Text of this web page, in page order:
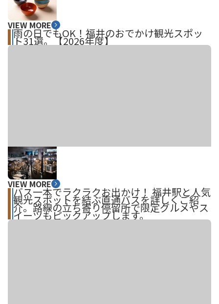
VIEW MORE
雨の日でもOK！福井のおでかけ観光スポッ
ト31選。【2026年度】
VIEW MORE
バス一本でラクラクお出かけ！ 福井駅と人気
観光スポットを結ぶ直通バスを詳しくご紹
介。路線の立ち寄り停留所で限定グルメやス
イーツもピックアップします。